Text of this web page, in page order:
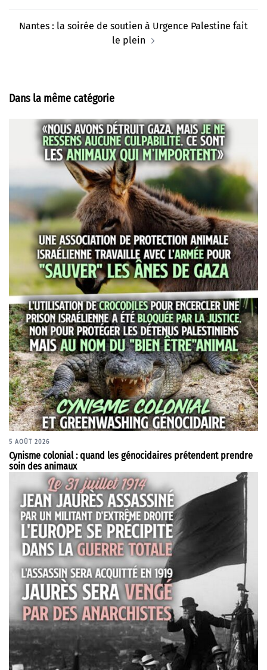
Nantes : la soirée de soutien à Urgence Palestine fait
le plein
Dans la même catégorie
5 AOÛT 2026
Cynisme colonial : quand les génocidaires prétendent prendre
soin des animaux